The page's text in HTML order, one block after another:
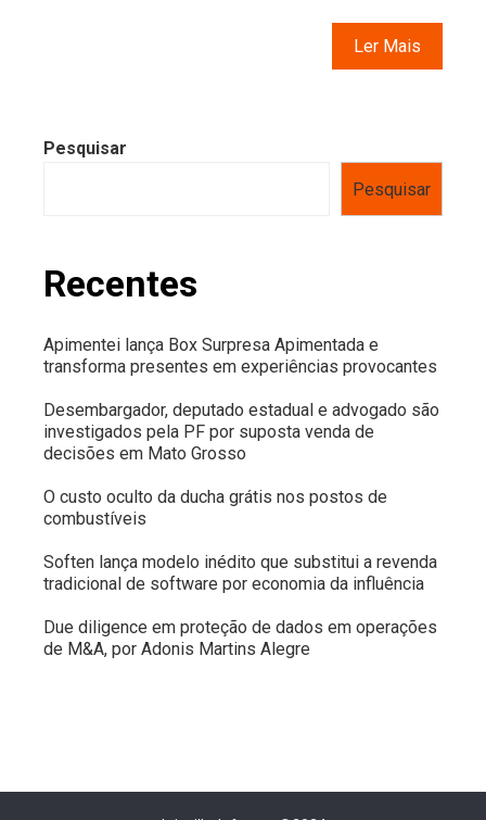
Ler Mais
Pesquisar
Pesquisar
Recentes
Apimentei lança Box Surpresa Apimentada e
transforma presentes em experiências provocantes
Desembargador, deputado estadual e advogado são
investigados pela PF por suposta venda de
decisões em Mato Grosso
O custo oculto da ducha grátis nos postos de
combustíveis
Soften lança modelo inédito que substitui a revenda
tradicional de software por economia da influência
Due diligence em proteção de dados em operações
de M&A, por Adonis Martins Alegre